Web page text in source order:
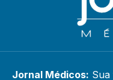
Jornal Médicos: